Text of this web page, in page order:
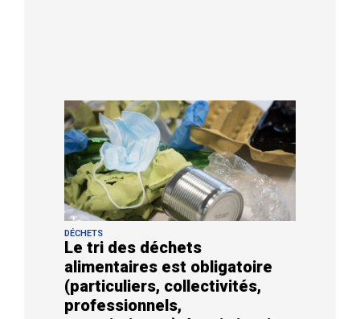
DÉCHETS
Le tri des déchets
alimentaires est obligatoire
(particuliers, collectivités,
professionnels,